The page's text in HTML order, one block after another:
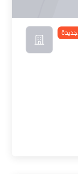
جديدة